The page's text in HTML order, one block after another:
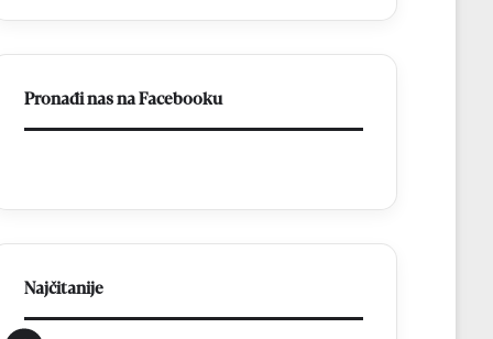
kolovoza
Pronađi nas na Facebooku
Najčitanije